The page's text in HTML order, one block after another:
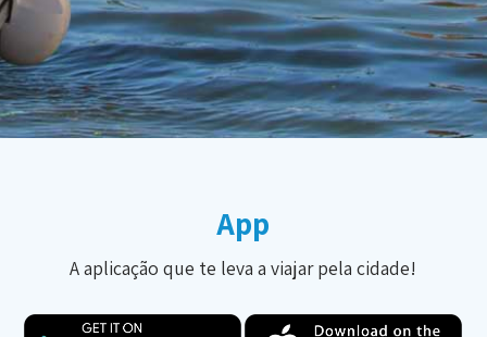
App
A aplicação que te leva a viajar pela cidade!